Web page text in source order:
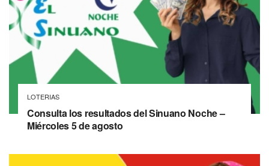
LOTERIAS
Consulta los resultados del Sinuano Noche –
Miércoles 5 de agosto